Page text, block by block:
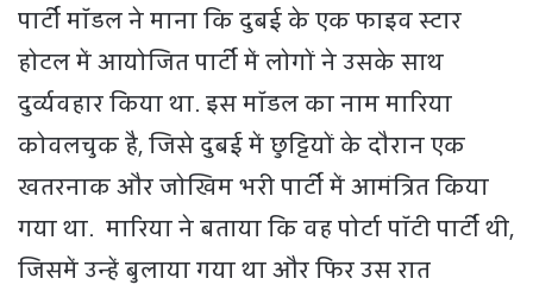
पार्टी मॉडल ने माना कि दुबई के एक फाइव स्टार
होटल में आयोजित पार्टी में लोगों ने उसके साथ
दुर्व्यवहार किया था. इस मॉडल का नाम मारिया
कोवलचुक है, जिसे दुबई में छुट्टियों के दौरान एक
खतरनाक और जोखिम भरी पार्टी में आमंत्रित किया
गया था. मारिया ने बताया कि वह पोर्टा पॉटी पार्टी थी,
जिसमें उन्हें बुलाया गया था और फिर उस रात